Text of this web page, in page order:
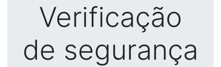
Verificação
de segurança